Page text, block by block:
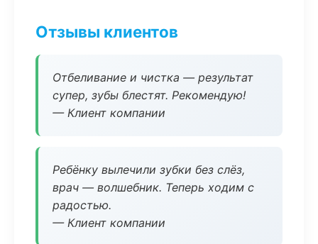
Отзывы клиентов
Отбеливание и чистка — результат
супер, зубы блестят. Рекомендую!
— Клиент компании
Ребёнку вылечили зубки без слёз,
врач — волшебник. Теперь ходим с
радостью.
— Клиент компании